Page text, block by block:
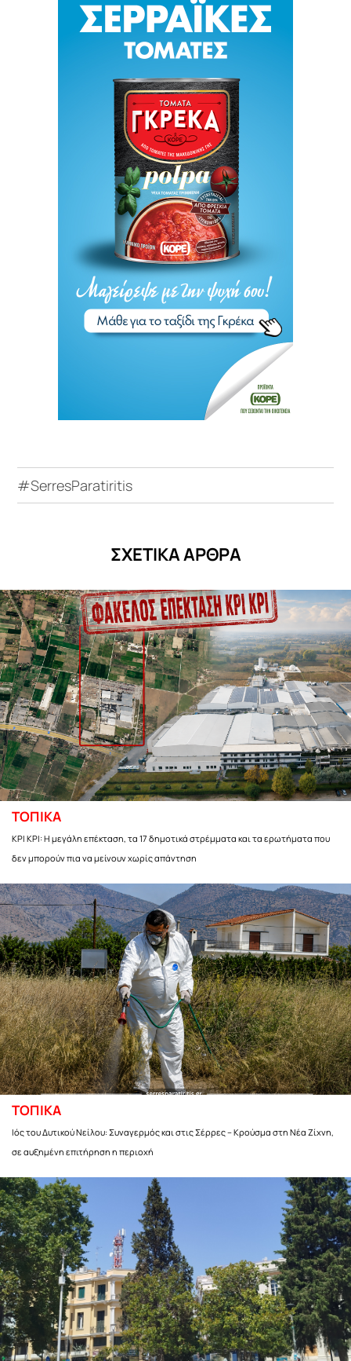
#SerresParatiritis
ΣΧΕΤΙΚΑ ΑΡΘΡΑ
ΤΟΠΙΚΑ
ΚΡΙ ΚΡΙ: Η μεγάλη επέκταση, τα 17 δημοτικά στρέμματα και τα ερωτήματα που
δεν μπορούν πια να μείνουν χωρίς απάντηση
ΤΟΠΙΚΑ
Ιός του Δυτικού Νείλου: Συναγερμός και στις Σέρρες – Κρούσμα στη Νέα Ζίχνη,
σε αυξημένη επιτήρηση η περιοχή